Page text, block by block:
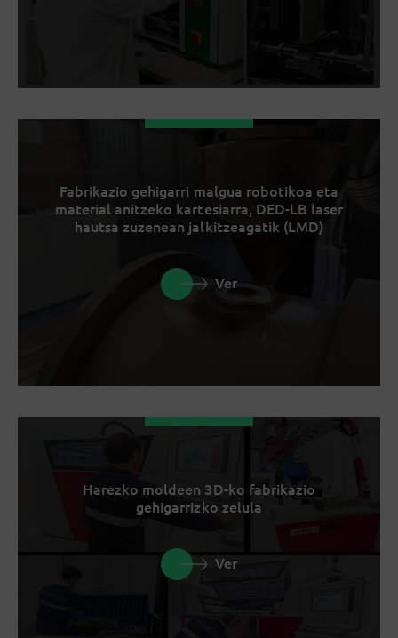
Fabrikazio gehigarri malgua robotikoa eta
material anitzeko kartesiarra, DED-LB laser
hautsa zuzenean jalkitzeagatik (LMD)
Ver
Harezko moldeen 3D-ko fabrikazio
gehigarrizko zelula
Ver